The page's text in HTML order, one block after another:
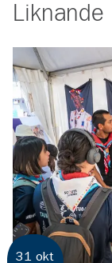
Liknande
31 okt